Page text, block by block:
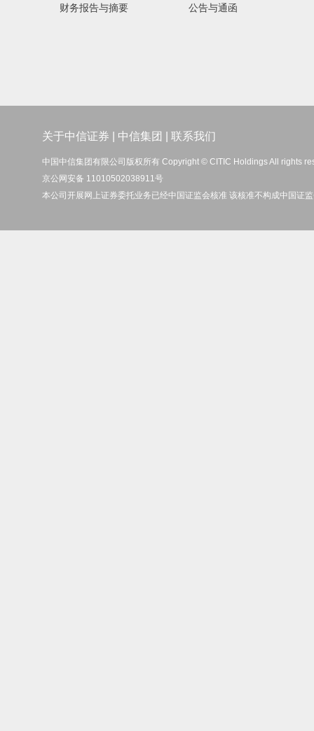
财务报告与摘要
公告与通函
关于中信证券 中信集团 联系我们
中国中信集团有限公司版权所有 Copyright © CITIC Holdings All rights
京公网安备 11010502038911号
本公司开展网上证券委托业务已经中国证监会核准 该核准不构成中国证